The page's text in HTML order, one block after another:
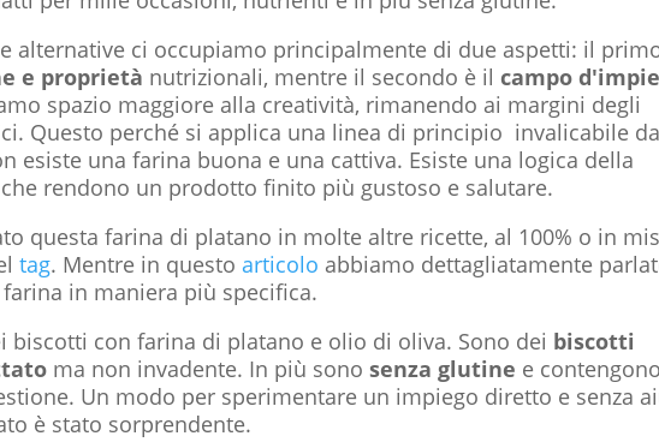
alternative ci occupiamo principalmente di due aspetti: il
e proprietà nutrizionali, mentre il secondo è ilcampo
spazio maggiore alla creatività, rimanendo ai margini degli
Questo perché si applica una linea di principio invalicabile da
esiste una farina buona e una cattiva. Esiste una logica della
rendono un prodotto finito più gustoso e salutare.
questa farina di platano in molte altre ricette, al 100% o in
tag. Mentre in questo articolo abbiamo dettagliatamente
in maniera più specifica.
biscotti con farina di platano e olio di oliva. Sono dei biscotti
ma non invadente. In più sonosenza glutine e contengono
Un modo per sperimentare un impiego diretto e senza
è stato sorprendente.